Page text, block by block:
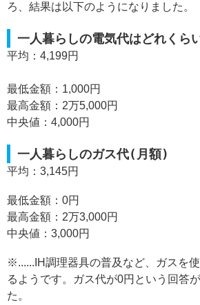
ろ、結果は以下のようになりました。
一人暮らしの電気代はどれくら
平均：4,199円
最低金額：1,000円
最高金額：2万5,000円
中央値：4,000円
一人暮らしのガス代(月額)
平均：3,145円
最低金額：0円
最高金額：2万3,000円
中央値：3,000円
※......IH調理器具の普及など、ガスを
るようです。ガス代が0円という回答
た。